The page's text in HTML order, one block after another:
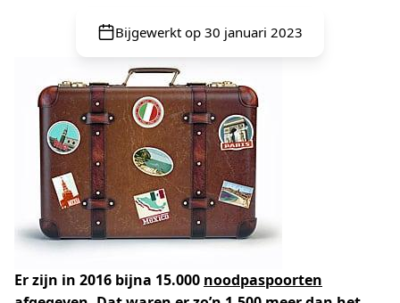
Bijgewerkt op 30 januari 2023
Er zijn in 2016 bijna 15.000 noodpaspoorten